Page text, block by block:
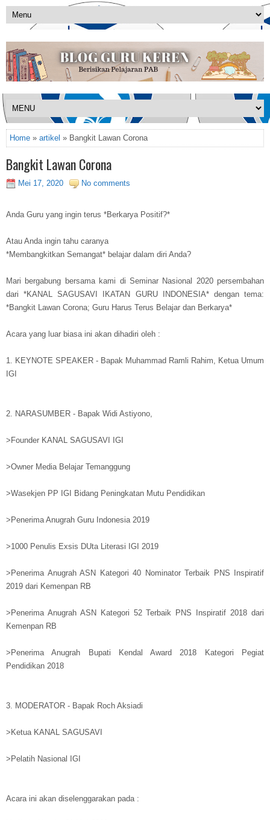
Home » artikel » Bangkit Lawan Corona
Bangkit Lawan Corona
Mei 17, 2020 No comments
Anda Guru yang ingin terus *Berkarya Positif?*
Atau Anda ingin tahu caranya
*Membangkitkan Semangat* belajar dalam diri Anda?
Mari bergabung bersama kami di Seminar Nasional 2020 persembahan
dari *KANAL SAGUSAVI IKATAN GURU INDONESIA* dengan tema:
*Bangkit Lawan Corona; Guru Harus Terus Belajar dan Berkarya*
Acara yang luar biasa ini akan dihadiri oleh :
1. KEYNOTE SPEAKER - Bapak Muhammad Ramli Rahim, Ketua Umum
IGI
2. NARASUMBER - Bapak Widi Astiyono,
>Founder KANAL SAGUSAVI IGI
>Owner Media Belajar Temanggung
>Wasekjen PP IGI Bidang Peningkatan Mutu Pendidikan
>Penerima Anugrah Guru Indonesia 2019
>1000 Penulis Exsis DUta Literasi IGI 2019
>Penerima Anugrah ASN Kategori 40 Nominator Terbaik PNS Inspiratif
2019 dari Kemenpan RB
>Penerima Anugrah ASN Kategori 52 Terbaik PNS Inspiratif 2018 dari
Kemenpan RB
>Penerima Anugrah Bupati Kendal Award 2018 Kategori Pegiat
Pendidikan 2018
3. MODERATOR - Bapak Roch Aksiadi
>Ketua KANAL SAGUSAVI
>Pelatih Nasional IGI
Acara ini akan diselenggarakan pada :